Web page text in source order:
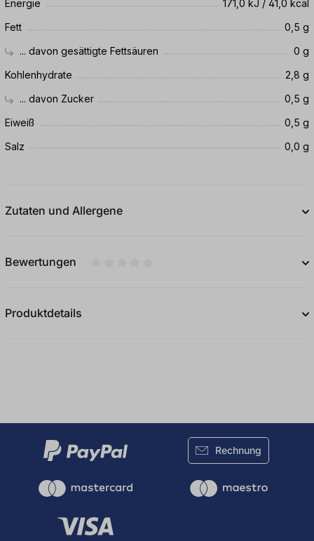
Energie
171,0 kJ / 41,0 kcal
Fett
0,5 g
... davon gesättigte Fettsäuren
0 g
Kohlenhydrate
2,8 g
... davon Zucker
0,5 g
Eiweiß
0,5 g
Salz
0,0 g
Zutaten und Allergene
Bewertungen
Produktdetails
Rechnung